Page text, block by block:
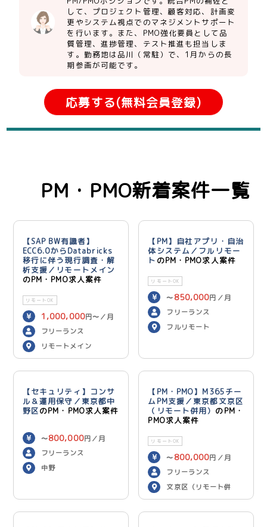
して、プロジェクト管理、顧客対応、計画変
更やシステム視点でのマネジメントサポート
を行います。また、PMO強化要員として品
質管理、進捗管理、テスト推進も担当しま
す。勤務地は品川（常駐）で、1月からの長
期参画が可能です。
応募する(無料会員登録)
PM・PMO新着案件一覧
【SAP BW有識者】
ECC6.0からDatabricks
移行に伴う現行調査・解
析支援／リモートメイン
のPM・PMO求人案件
リモートOK
1,000,000円〜／月
フリーランス
リモートメイン
【PM】自社アプリ・自治
体システム／フルリモー
ト のPM・PMO求人案件
リモートOK
〜 850,000円／月
フリーランス
フルリモート
【セキュリティ】コンサ
ル＆運用保守／東京都中
野区のPM・PMO求人案件
〜800,000円／月
フリーランス
中野
【PM・PMO】M365チー
ムPM支援／東京都文京区
（リモート併用） のPM・
PMO求人案件
リモートOK
〜 800,000円／月
フリーランス
文京区（リモート併
用）